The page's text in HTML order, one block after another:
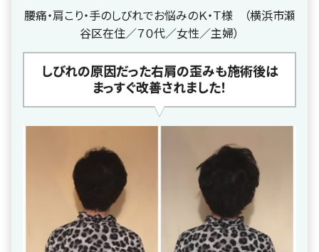
腰痛・肩こり・手のしびれでお悩みのＫ・Ｔ様 （横浜市瀬
谷区在住／７０代／女性／主婦）
しびれの原因だった右肩の歪みも施術後は
まっすぐ改善されました！